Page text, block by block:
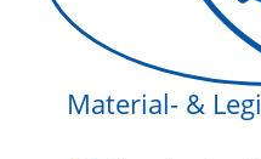
Material- &